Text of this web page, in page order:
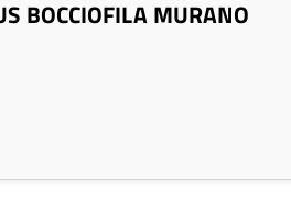
BOCCIOFILA MURANO